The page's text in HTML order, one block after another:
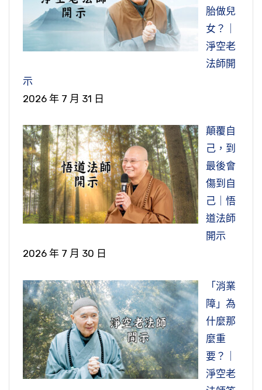
胎做兒
女？｜
淨空老
法師開
示
2026 年 7 月 31 日
顛覆自
己，到
最後會
傷到自
己｜悟
道法師
開示
2026 年 7 月 30 日
「消業
障」為
什麼那
麼重
要？｜
淨空老